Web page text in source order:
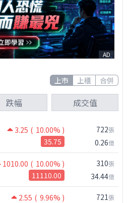
AD
上市 上櫃 合併
跌幅 成交值
3.25 ( 10.00% )
35.75
722張
0.26億
1010.00 ( 10.00% )
11110.00
310張
34.44億
2.55 ( 9.96% ) 721張